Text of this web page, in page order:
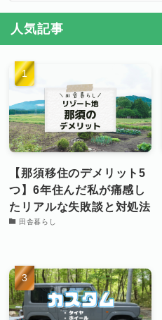
人気記事
【那須移住のデメリット5
つ】6年住んだ私が痛感し
たリアルな失敗談と対処法
田舎暮らし